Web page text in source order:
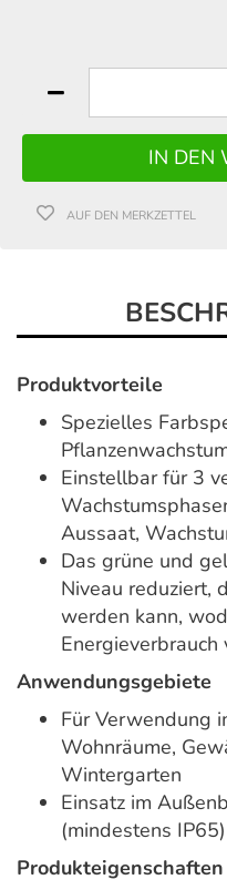
AUF DEN MERKZETTEL
Produktvorteile
Spezielles
Einstellbar für 3
Aussaat,
Das grüne und
Niveau reduziert,
werden kann,
Anwendungsgebiete
Für Verwendung
Wohnräume,
Wintergarten
Einsatz im
(mindestens IP65)
Produkteigenschaften